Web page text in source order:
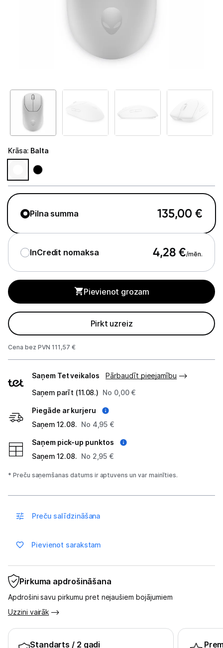
Stacionārie datori
Peles
Datu nesēji
Projektori un ekrāni
Tīkla iekārtas
Biroja piederumi
Telefoni, planšetdatori
Viedierīces
Sadzīves tehnika
Skaistumkopšana
Sports un atpūta
Ražotāju atjaunota tehnika
Blogs
Piegāde un apmaksa
Tehnikas izvešana
Krāsa: Balta
Pilna summa 135,00 €
InCredit nomaksa 4,28 €/mēn.
Pievienot grozam
Pirkt uzreiz
Cena bez PVN 111,57 €
veidi
Saņem Tet veikalos
Pārbaudīt pieejamību
Saņem parīt (11.08.) No 0,00 €
Piegāde ar kurjeru
Saņem 12.08. No 4,95 €
Saņem pick-up punktos
Saņem 12.08. No 2,95 €
* Preču saņemšanas datums ir aptuvens un var mainīties.
Preču salīdzināšana
Pievienot sarakstam
Pirkuma apdrošināšana
Apdrošini savu pirkumu pret nejaušiem bojājumiem
Uzzini vairāk
Standarts / 2 gadi